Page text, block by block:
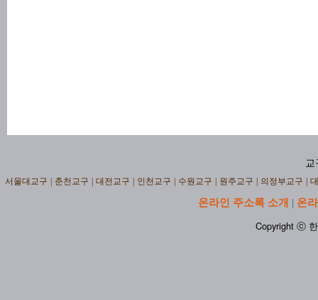
교
서울대교구 춘천교구 대전교구 인천교구 수원교구 원주교구 의정부교구
온라인 주소록 소개 | 온
Copyright ⓒ